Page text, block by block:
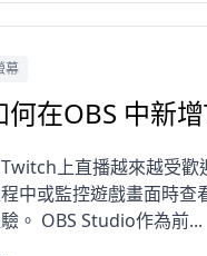
幕
何在OBS 中新
上直播越來越受歡
中或監控遊戲畫面時查
。 OBS Studio作為前...